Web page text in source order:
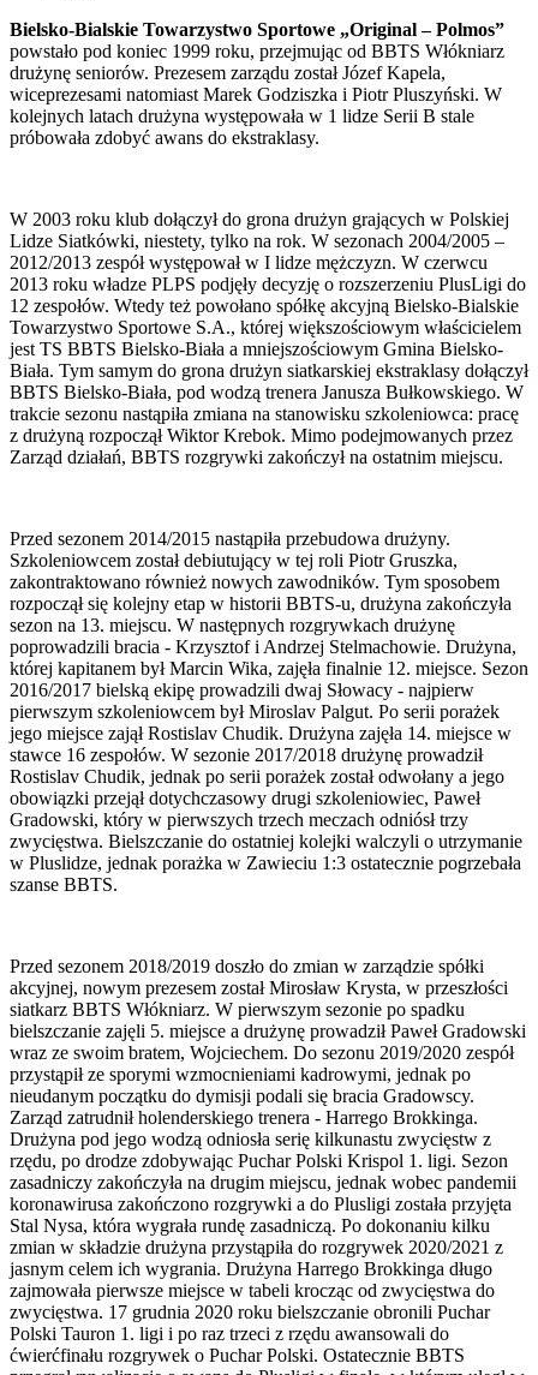
Bielsko-Bialskie Towarzystwo Sportowe „Original – Polmos”
powstało pod koniec 1999 roku, przejmując od BBTS Włókniarz
drużynę seniorów. Prezesem zarządu został Józef Kapela,
wiceprezesami natomiast Marek Godziszka i Piotr Pluszyński. W
kolejnych latach drużyna występowała w 1 lidze Serii B stale
próbowała zdobyć awans do ekstraklasy.
W 2003 roku klub dołączył do grona drużyn grających w Polskiej
Lidze Siatkówki, niestety, tylko na rok. W sezonach 2004/2005 –
2012/2013 zespół występował w I lidze mężczyzn. W czerwcu
2013 roku władze PLPS podjęły decyzję o rozszerzeniu PlusLigi do
12 zespołów. Wtedy też powołano spółkę akcyjną Bielsko-Bialskie
Towarzystwo Sportowe S.A., której większościowym właścicielem
jest TS BBTS Bielsko-Biała a mniejszościowym Gmina Bielsko-
Biała. Tym samym do grona drużyn siatkarskiej ekstraklasy dołączył
BBTS Bielsko-Biała, pod wodzą trenera Janusza Bułkowskiego. W
trakcie sezonu nastąpiła zmiana na stanowisku szkoleniowca: pracę
z drużyną rozpoczął Wiktor Krebok. Mimo podejmowanych przez
Zarząd działań, BBTS rozgrywki zakończył na ostatnim miejscu.
Przed sezonem 2014/2015 nastąpiła przebudowa drużyny.
Szkoleniowcem został debiutujący w tej roli Piotr Gruszka,
zakontraktowano również nowych zawodników. Tym sposobem
rozpoczął się kolejny etap w historii BBTS-u, drużyna zakończyła
sezon na 13. miejscu. W następnych rozgrywkach drużynę
poprowadzili bracia - Krzysztof i Andrzej Stelmachowie. Drużyna,
której kapitanem był Marcin Wika, zajęła finalnie 12. miejsce. Sezon
2016/2017 bielską ekipę prowadzili dwaj Słowacy - najpierw
pierwszym szkoleniowcem był Miroslav Palgut. Po serii porażek
jego miejsce zajął Rostislav Chudik. Drużyna zajęła 14. miejsce w
stawce 16 zespołów. W sezonie 2017/2018 drużynę prowadził
Rostislav Chudik, jednak po serii porażek został odwołany a jego
obowiązki przejął dotychczasowy drugi szkoleniowiec, Paweł
Gradowski, który w pierwszych trzech meczach odniósł trzy
zwycięstwa. Bielszczanie do ostatniej kolejki walczyli o utrzymanie
w Pluslidze, jednak porażka w Zawieciu 1:3 ostatecznie pogrzebała
szanse BBTS.
Przed sezonem 2018/2019 doszło do zmian w zarządzie spółki
akcyjnej, nowym prezesem został Mirosław Krysta, w przeszłości
siatkarz BBTS Włókniarz. W pierwszym sezonie po spadku
bielszczanie zajęli 5. miejsce a drużynę prowadził Paweł Gradowski
wraz ze swoim bratem, Wojciechem. Do sezonu 2019/2020 zespół
przystąpił ze sporymi wzmocnieniami kadrowymi, jednak po
nieudanym początku do dymisji podali się bracia Gradowscy.
Zarząd zatrudnił holenderskiego trenera - Harrego Brokkinga.
Drużyna pod jego wodzą odniosła serię kilkunastu zwycięstw z
rzędu, po drodze zdobywając Puchar Polski Krispol 1. ligi. Sezon
zasadniczy zakończyła na drugim miejscu, jednak wobec pandemii
koronawirusa zakończono rozgrywki a do Plusligi została przyjęta
Stal Nysa, która wygrała rundę zasadniczą. Po dokonaniu kilku
zmian w składzie drużyna przystąpiła do rozgrywek 2020/2021 z
jasnym celem ich wygrania. Drużyna Harrego Brokkinga długo
zajmowała pierwsze miejsce w tabeli krocząc od zwycięstwa do
zwycięstwa. 17 grudnia 2020 roku bielszczanie obronili Puchar
Polski Tauron 1. ligi i po raz trzeci z rzędu awansowali do
ćwierćfinału rozgrywek o Puchar Polski. Ostatecznie BBTS